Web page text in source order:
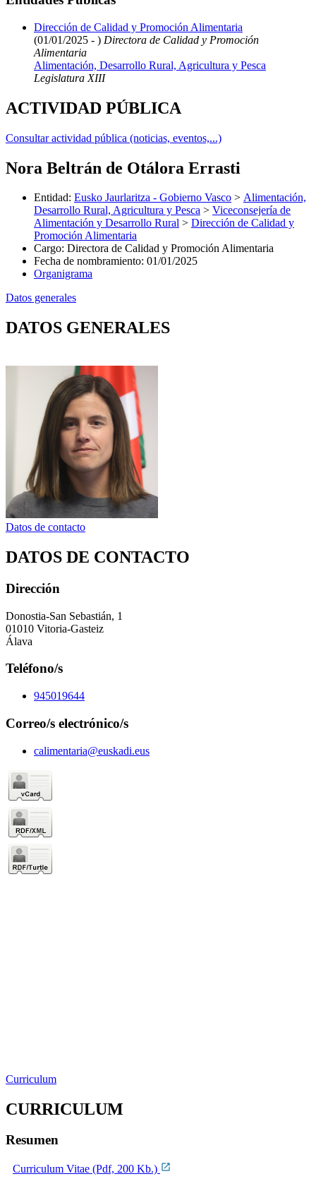
Dirección de Calidad y Promoción Alimentaria
(01/01/2025 - ) Directora de Calidad y Promoción
Alimentaria
Alimentación, Desarrollo Rural, Agricultura y Pesca
Legislatura XIII
ACTIVIDAD PÚBLICA
Consultar actividad pública (noticias, eventos,...)
Nora Beltrán de Otálora Errasti
Entidad: Eusko Jaurlaritza - Gobierno Vasco > Alimentación,
Desarrollo Rural, Agricultura y Pesca > Viceconsejería de
Alimentación y Desarrollo Rural > Dirección de Calidad y
Promoción Alimentaria
Cargo: Directora de Calidad y Promoción Alimentaria
Fecha de nombramiento: 01/01/2025
Organigrama
Datos generales
DATOS GENERALES
Datos de contacto
DATOS DE CONTACTO
Dirección
Donostia-San Sebastián, 1
01010 Vitoria-Gasteiz
Álava
Teléfono/s
945019644
Correo/s electrónico/s
calimentaria@euskadi.eus
Curriculum
CURRICULUM
Resumen
Curriculum Vitae (Pdf, 200 Kb.)